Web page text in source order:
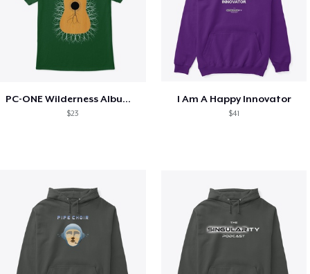
PC-ONE Wilderness Album Cover Art
$23
I Am A Happy Innovator
$41